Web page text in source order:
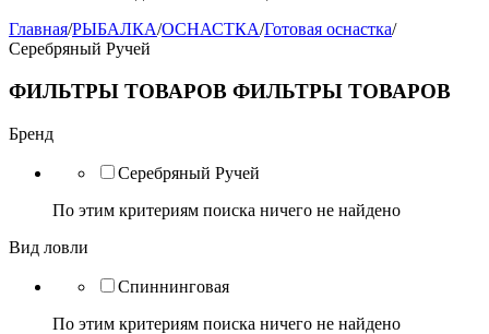
Главная/РЫБАЛКА/ОСНАСТКА/Готовая оснастка/
Серебряный Ручей
ФИЛЬТРЫ ТОВАРОВ ФИЛЬТРЫ ТОВАРОВ
Бренд
Серебряный Ручей
По этим критериям поиска ничего не найдено
Вид ловли
Спиннинговая
По этим критериям поиска ничего не найдено